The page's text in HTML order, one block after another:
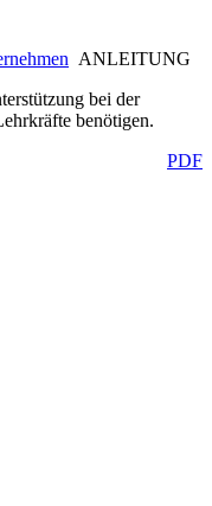
ANLEITUNG
bei der
benötigen.
PDF